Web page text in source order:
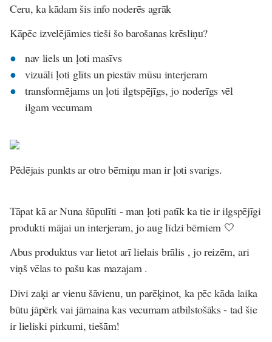
Ceru, ka kādam šis info noderēs agrāk
Kāpēc izvelējāmies tieši šo barošanas krēsliņu?
nav liels un ļoti masīvs
vizuāli ļoti glīts un piestāv mūsu interjeram
transformējams un ļoti ilgtspējīgs, jo noderīgs vēl
ilgam vecumam
Pēdējais punkts ar otro bērniņu man ir ļoti svarigs.
Tāpat kā ar Nuna šūpulīti - man ļoti patīk ka tie ir ilgspējīgi
produkti mājai un interjeram, jo aug līdzi bērniem 🤍
Abus produktus var lietot arī lielais brālis , jo reizēm, ari
viņš vēlas to pašu kas mazajam .
Divi zaķi ar vienu šāvienu, un parēķinot, ka pēc kāda laika
būtu jāpērk vai jāmaina kas vecumam atbilstošāks - tad šie
ir lieliski pirkumi, tiešām!